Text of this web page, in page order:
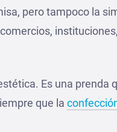
pero tampoco la
Es una prenda
que la